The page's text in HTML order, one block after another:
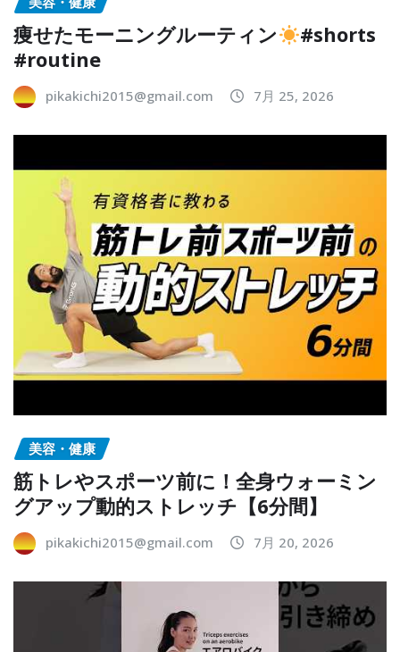
痩せたモーニングルーティン
#shorts
#routine
pikakichi2015@gmail.com 7月 25, 2026
美容・健康
筋トレやスポーツ前に！全身ウォーミン
グアップ動的ストレッチ【6分間】
pikakichi2015@gmail.com 7月 20, 2026